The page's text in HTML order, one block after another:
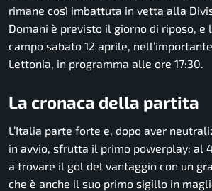
rimane così imbattuta in vetta alla
Domani è previsto il giorno di riposo, e
campo sabato 12 aprile,
Lettonia, in programma alle ore 17:30.
La cronaca della partita
L’Italia parte forte e, dopo aver
in avvio, sfrutta il primo powerplay: al
a trovare il gol del vantaggio con un
che è anche il suo primo sigillo in